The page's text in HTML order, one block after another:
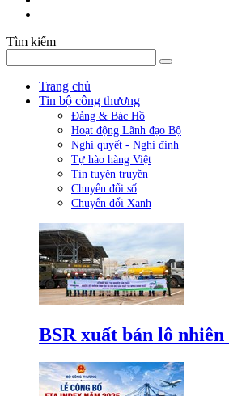
Tìm kiếm
Trang chủ
Tin bộ công thương
Đảng & Bác Hồ
Hoạt động Lãnh đạo Bộ
Nghị quyết - Nghị định
Tự hào hàng Việt
Tin tuyên truyền
Chuyển đổi số
Chuyển đổi Xanh
BSR xuất bán lô